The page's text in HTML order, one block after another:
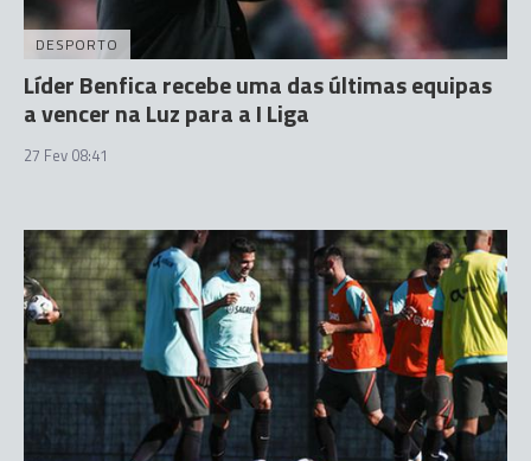
DESPORTO
Líder Benfica recebe uma das últimas equipas
a vencer na Luz para a I Liga
27 Fev 08:41